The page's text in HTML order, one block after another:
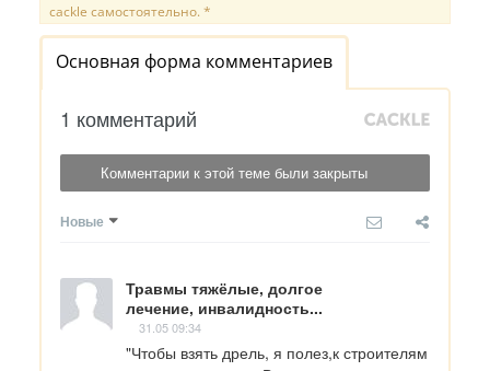
cackle самостоятельно. *
Основная форма комментариев
1 комментарий
Комментарии к этой теме были закрыты
Новые
Травмы тяжёлые, долгое
лечение, инвалидность...
31.05 09:34
"Чтобы взять дрель, я полез,к строителям